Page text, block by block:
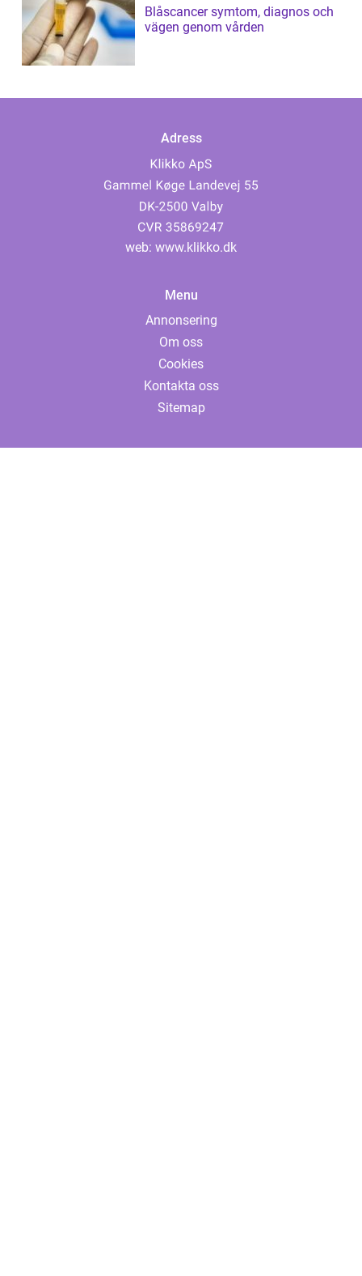
Blåscancer symtom, diagnos och
vägen genom vården
Adress
web: www.klikko.dk
Menu
Annonsering
Om oss
Cookies
Kontakta oss
Sitemap